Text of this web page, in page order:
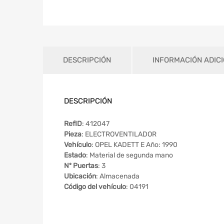
DESCRIPCIÓN INFORMACIÓN
DESCRIPCIÓN
RefID: 412047
Pieza: ELECTROVENTILADOR
Vehículo: OPEL KADETT E Año: 1990
Estado: Material de segunda mano
Nº Puertas: 3
Ubicación: Almacenada
Código del vehículo: 04191